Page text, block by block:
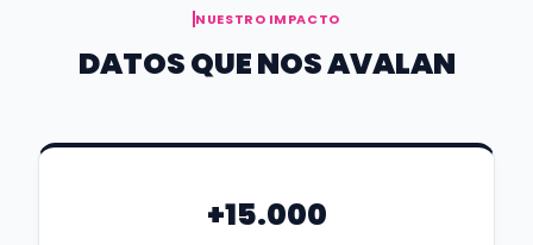
NUESTRO IMPACTO
DATOS QUE NOS AVALAN
+15.000